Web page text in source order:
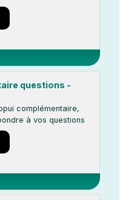
questions -
complémentaire,
à vos questions